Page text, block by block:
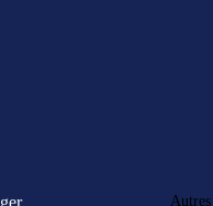
Autres